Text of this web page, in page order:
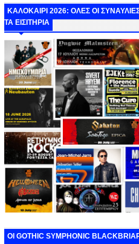
ΚΑΛΟΚΑΙΡΙ 2026: ΟΛΕΣ ΟΙ
ΤΑ ΕΙΣΙΤΗΡΙΑ
ΟΙ GOTHIC SYMPHONIC